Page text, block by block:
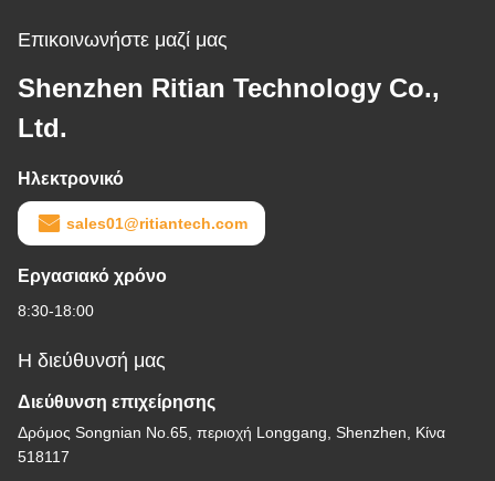
Επικοινωνήστε μαζί μας
Shenzhen Ritian Technology Co.,
Ltd.
Ηλεκτρονικό
sales01@ritiantech.com
Εργασιακό χρόνο
8:30-18:00
Η διεύθυνσή μας
Διεύθυνση επιχείρησης
Δρόμος Songnian No.65, περιοχή Longgang, Shenzhen, Κίνα
518117